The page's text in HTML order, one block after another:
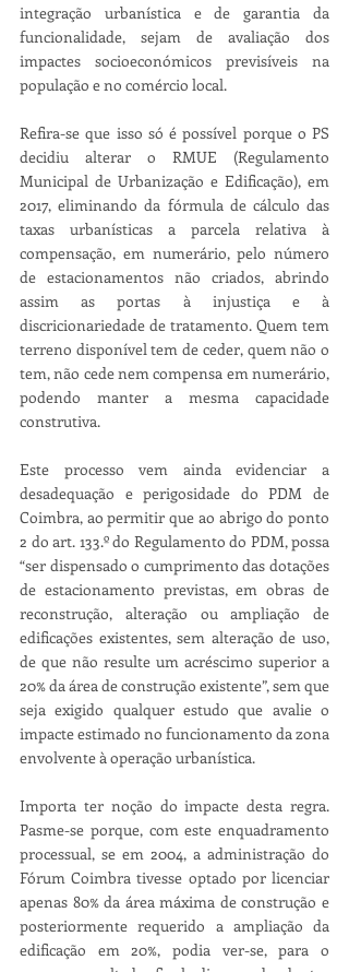
integração urbanística e de garantia da
funcionalidade, sejam de avaliação dos
impactes socioeconómicos previsíveis na
população e no comércio local.
Refira-se que isso só é possível porque o PS
decidiu alterar o RMUE (Regulamento
Municipal de Urbanização e Edificação), em
2017, eliminando da fórmula de cálculo das
taxas urbanísticas a parcela relativa à
compensação, em numerário, pelo número
de estacionamentos não criados, abrindo
assim as portas à injustiça e à
discricionariedade de tratamento. Quem tem
terreno disponível tem de ceder, quem não o
tem, não cede nem compensa em numerário,
podendo manter a mesma capacidade
construtiva.
Este processo vem ainda evidenciar a
desadequação e perigosidade do PDM de
Coimbra, ao permitir que ao abrigo do ponto
2 do art. 133.º do Regulamento do PDM, possa
“ser dispensado o cumprimento das dotações
de estacionamento previstas, em obras de
reconstrução, alteração ou ampliação de
edificações existentes, sem alteração de uso,
de que não resulte um acréscimo superior a
20% da área de construção existente”, sem que
seja exigido qualquer estudo que avalie o
impacte estimado no funcionamento da zona
envolvente à operação urbanística.
Importa ter noção do impacte desta regra.
Pasme-se porque, com este enquadramento
processual, se em 2004, a administração do
Fórum Coimbra tivesse optado por licenciar
apenas 80% da área máxima de construção e
posteriormente requerido a ampliação da
edificação em 20%, podia ver-se, para o